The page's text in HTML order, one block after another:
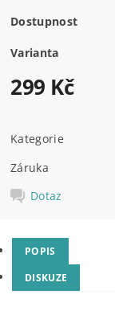
Dostupnost
Varianta
299 Kč
Kategorie
Záruka
Dotaz
POPIS
DISKUZE